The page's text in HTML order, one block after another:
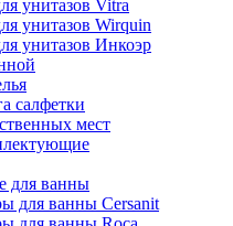
унитазов Vitra
унитазов Wirquin
унитазов Инкоэр
салфетки
мест
для ванны
для ванны Cersanit